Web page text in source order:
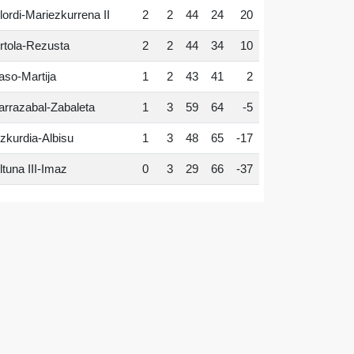
Mariezkurrena II 2 2 44 24 20
Rezusta 2 2 44 34 10
Martija 1 2 43 41 2
Zabaleta 1 3 59 64 -5
Albisu 1 3 48 65 -17
III-Imaz 0 3 29 66 -37